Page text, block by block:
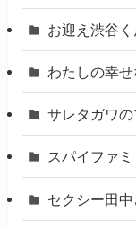
お迎え渋谷く
わたしの幸
サレタガワ
スパイファ
セクシー田中